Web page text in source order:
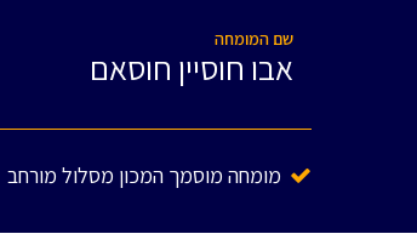
שם המומחה
אבו חוסיין חוסאם
מומחה מוסמך המכון מסלול מורחב